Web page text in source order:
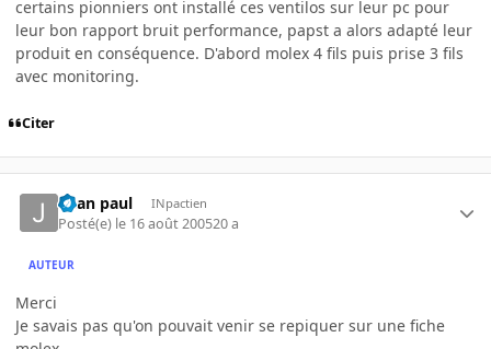
certains pionniers ont installé ces ventilos sur leur pc pour
leur bon rapport bruit performance, papst a alors adapté leur
produit en conséquence. D'abord molex 4 fils puis prise 3 fils
avec monitoring.
Citer
-jean paul INpactien
Posté(e) le 16 août 200520 a
AUTEUR
Merci
Je savais pas qu'on pouvait venir se repiquer sur une fiche